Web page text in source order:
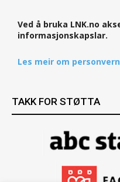
Ved å bruka LNK.no
informasjonskapslar.
Les meir om
TAKK FOR STØTTA